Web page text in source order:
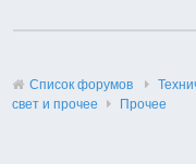
Список форумов
свет и прочее
Прочее